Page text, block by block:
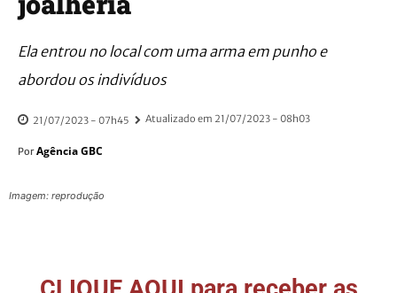
Ela entrou no local com uma arma em punho e
abordou os indivíduos
21/07/2023 - 07h45 Atualizado em 21/07/2023 - 08h03
Por Agência GBC
Imagem: reprodução